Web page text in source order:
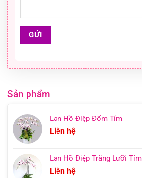
Sản phẩm
Lan Hồ Điệp Đốm Tím
Liên hệ
Lan Hồ Điệp Trắng Lưỡi Tím
Liên hệ